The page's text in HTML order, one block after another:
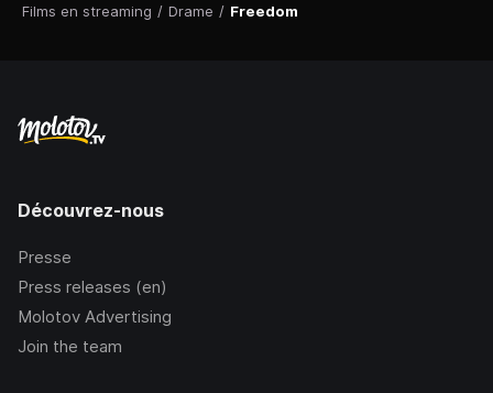
Films en streaming / Drame / Freedom
Découvrez-nous
Presse
Press releases (en)
Molotov Advertising
Join the team